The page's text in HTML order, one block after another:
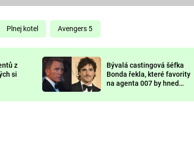
KOMEDIE
CHUCK
NORRIS
DEADPOOL
Prima LAJK
Sledujte nás
Plnej kotel Avengers 5
z
si
Bývalá castingová šéfka
Bonda řekla, které favority
na agenta 007 by hned